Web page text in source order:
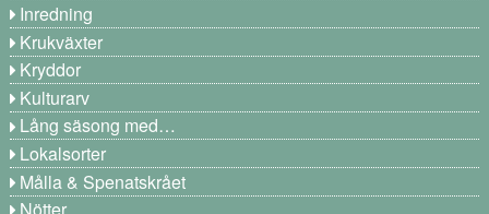
Inredning
Krukväxter
Kryddor
Kulturarv
Lång säsong med…
Lokalsorter
Målla & Spenatskrået